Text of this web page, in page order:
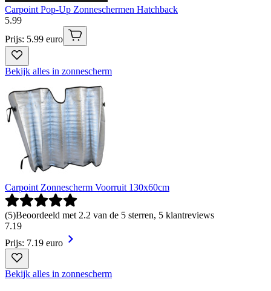
Carpoint Pop-Up Zonneschermen Hatchback
5.99
Prijs: 5.99 euro
Bekijk alles in zonnescherm
Carpoint Zonnescherm Voorruit 130x60cm
(5)Beoordeeld met 2.2 van de 5 sterren, 5 klantreviews
7.19
Prijs: 7.19 euro
Bekijk alles in zonnescherm